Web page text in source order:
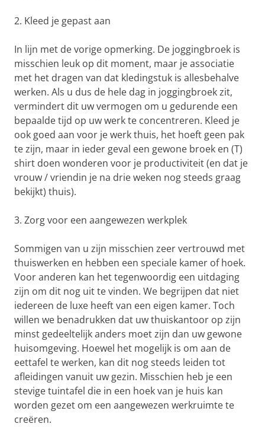
2. Kleed je gepast aan
In lijn met de vorige opmerking. De joggingbroek is
misschien leuk op dit moment, maar je associatie
met het dragen van dat kledingstuk is allesbehalve
werken. Als u dus de hele dag in joggingbroek zit,
vermindert dit uw vermogen om u gedurende een
bepaalde tijd op uw werk te concentreren. Kleed je
ook goed aan voor je werk thuis, het hoeft geen pak
te zijn, maar in ieder geval een gewone broek en (T)
shirt doen wonderen voor je productiviteit (en dat je
vrouw / vriendin je na drie weken nog steeds graag
bekijkt) thuis).
3. Zorg voor een aangewezen werkplek
Sommigen van u zijn misschien zeer vertrouwd met
thuiswerken en hebben een speciale kamer of hoek.
Voor anderen kan het tegenwoordig een uitdaging
zijn om dit nog uit te vinden. We begrijpen dat niet
iedereen de luxe heeft van een eigen kamer. Toch
willen we benadrukken dat uw thuiskantoor op zijn
minst gedeeltelijk anders moet zijn dan uw gewone
huisomgeving. Hoewel het mogelijk is om aan de
eettafel te werken, kan dit nog steeds leiden tot
afleidingen vanuit uw gezin. Misschien heb je een
stevige tuintafel die in een hoek van je huis kan
worden gezet om een ​​aangewezen werkruimte te
creëren.